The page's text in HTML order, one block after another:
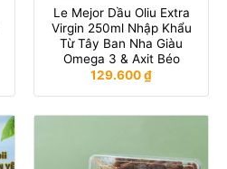
Le Mejor Dầu Oliu Extra
Virgin 250ml Nhập Khẩu
Từ Tây Ban Nha Giàu
Omega 3 & Axit Béo
129.600₫